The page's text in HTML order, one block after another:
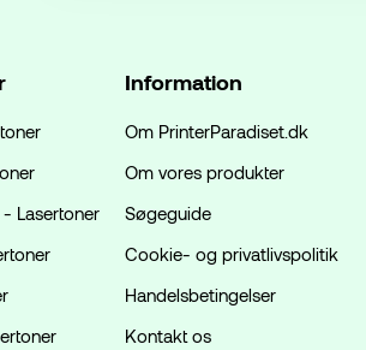
Lasertoner
Information
Om PrinterParadiset.dk
Om vores produkter
Søgeguide
Cookie- og privatlivspolitik
Handelsbetingelser
Kontakt os